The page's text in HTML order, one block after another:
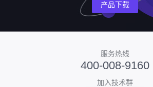
产品下载
服务热线
400-008-9160
加入技术群